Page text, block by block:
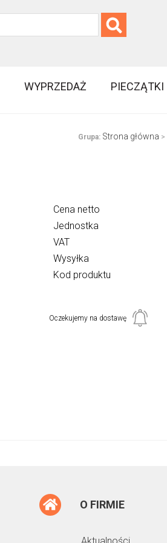
WYPRZEDAŻ PIECZĄTKI
Grupa: Strona główna >
Cena netto
Jednostka
VAT
Wysyłka
Kod produktu
Oczekujemy na dostawę
O FIRMIE